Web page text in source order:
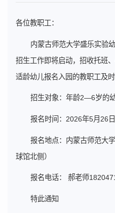
各位教职工：
内蒙古师范大学盛乐实验
招生工作即将启动，招收托班
适龄幼儿报名入园的教职工及时
招生对象：年龄2—6岁的
报名时间：2026年5月26
报名地点：内蒙古师范大
球馆北侧）
报名电话： 郝老师
特此通知